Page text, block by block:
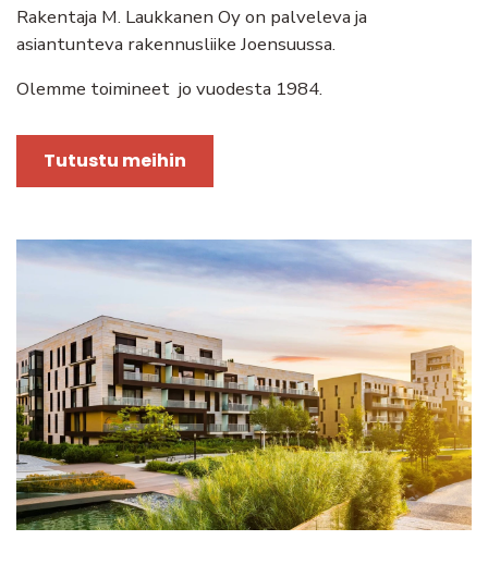
Rakentaja M. Laukkanen Oy on palveleva ja
asiantunteva rakennusliike Joensuussa.
Olemme toimineet jo vuodesta 1984.
Tutustu meihin